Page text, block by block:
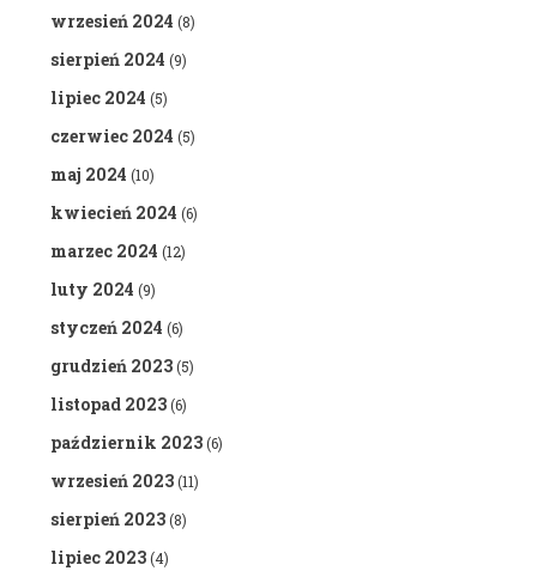
wrzesień 2024 (8)
sierpień 2024 (9)
lipiec 2024 (5)
czerwiec 2024 (5)
maj 2024 (10)
kwiecień 2024 (6)
marzec 2024 (12)
luty 2024 (9)
styczeń 2024 (6)
grudzień 2023(5)
listopad 2023(6)
październik 2023(6)
wrzesień 2023(11)
sierpień 2023(8)
lipiec 2023(4)